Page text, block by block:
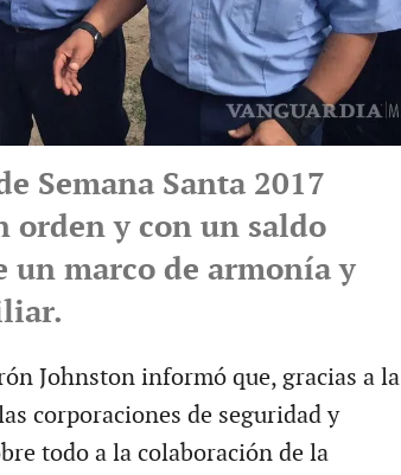
Semana Santa 2017
orden y con un saldo
un marco de armonía y
Johnston informó que, gracias a la
corporaciones de seguridad y
todo a la colaboración de la